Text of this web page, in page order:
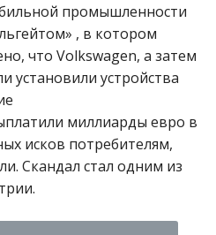
промышленности
, в котором
что Volkswagen, а затем
установили устройства
миллиарды евро в
исков потребителям,
Скандал стал одним из